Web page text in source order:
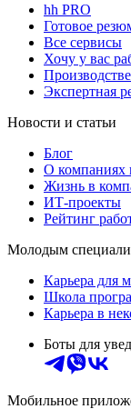
hh PRO
Готовое
Все сервисы
Хочу у вас
Экспертная
Новости и статьи
Блог
О компаниях
Жизнь в
ИТ-проекты
Рейтинг
Молодым
Карьера для
Школа
Карьера в
Боты для
Мобильное